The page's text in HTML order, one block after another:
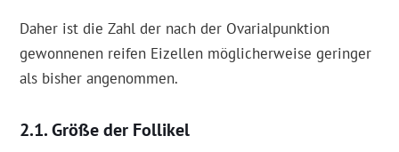
Daher ist die Zahl der nach der Ovarialpunktion
gewonnenen reifen Eizellen möglicherweise geringer
als bisher angenommen.
Größe der Follikel